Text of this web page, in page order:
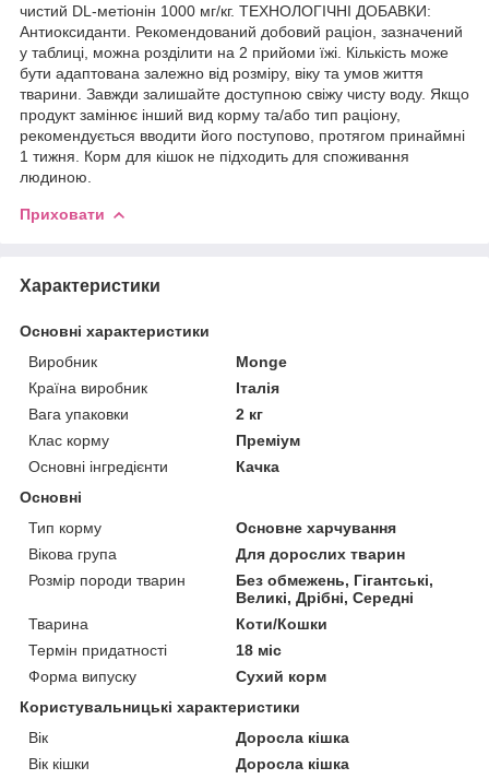
чистий DL-метіонін 1000 мг/кг. ТЕХНОЛОГІЧНІ ДОБАВКИ:
Антиоксиданти. Рекомендований добовий раціон, зазначений
у таблиці, можна розділити на 2 прийоми їжі. Кількість може
бути адаптована залежно від розміру, віку та умов життя
тварини. Завжди залишайте доступною свіжу чисту воду. Якщо
продукт замінює інший вид корму та/або тип раціону,
рекомендується вводити його поступово, протягом принаймні
1 тижня. Корм для кішок не підходить для споживання
людиною.
Приховати
Характеристики
Основні характеристики
Виробник
Monge
Країна виробник
Італія
Вага упаковки
2 кг
Клас корму
Преміум
Основні інгредієнти
Качка
Основні
Тип корму
Основне харчування
Вікова група
Для дорослих тварин
Розмір породи тварин
Без обмежень, Гігантські,
Великі, Дрібні, Середні
Тварина
Коти/Кошки
Термін придатності
18 міс
Форма випуску
Сухий корм
Користувальницькі характеристики
Вік
Доросла кішка
Вік кішки
Доросла кішка